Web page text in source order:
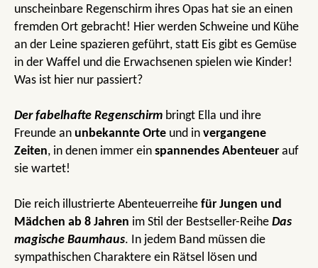
unscheinbare Regenschirm ihres Opas hat sie an einen
fremden Ort gebracht! Hier werden Schweine und Kühe
an der Leine spazieren geführt, statt Eis gibt es Gemüse
in der Waffel und die Erwachsenen spielen wie Kinder!
Was ist hier nur passiert?
Der fabelhafte Regenschirm bringt Ella und ihre
Freunde an unbekannte Orte und in vergangene
Zeiten, in denen immer ein spannendes Abenteuer auf
sie wartet!
Die reich illustrierte Abenteuerreihe für Jungen und
Mädchen ab 8 Jahren im Stil der Bestseller-Reihe Das
magische Baumhaus. In jedem Band müssen die
sympathischen Charaktere ein Rätsel lösen und